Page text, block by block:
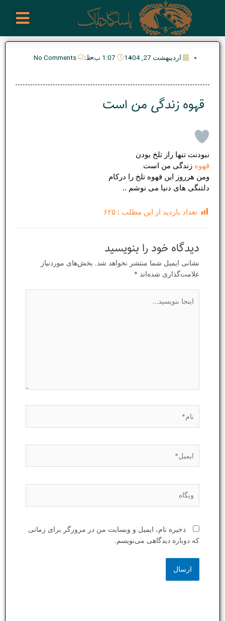
اردیبهشت 27, 1404 1:07 ب.ظ No Comments
قهوه زندگی من است
نبودنت تنها راز تلخ بودن
قهوه زندگی من است
ومن هرروز این قهوه تلخ را درکام
دلتنگی های دنیا می نوشم ..
تعداد بازدید از این مطلب : ۶۲۵
دیدگاه‌ خود را بنویسید
نشانی ایمیل شما منتشر نخواهد شد. بخش‌های موردنیاز
علامت‌گذاری شده‌اند *
بنویسید…
وبگاه
ذخیره نام، ایمیل و وبسایت من در مرورگر برای زمانی
که دوباره دیدگاهی می‌نویسم.